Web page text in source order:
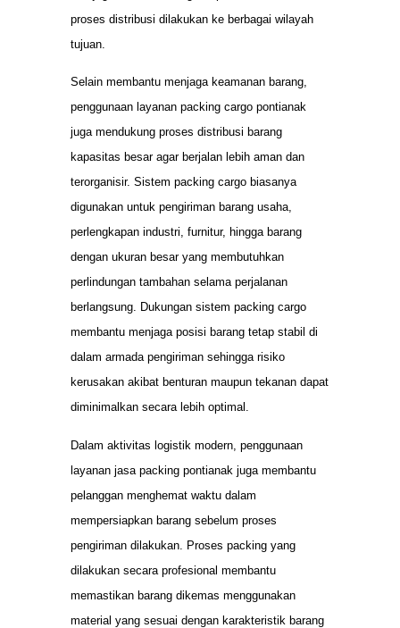
proses distribusi dilakukan ke berbagai wilayah
tujuan.
Selain membantu menjaga keamanan barang,
penggunaan layanan packing cargo pontianak
juga mendukung proses distribusi barang
kapasitas besar agar berjalan lebih aman dan
terorganisir. Sistem packing cargo biasanya
digunakan untuk pengiriman barang usaha,
perlengkapan industri, furnitur, hingga barang
dengan ukuran besar yang membutuhkan
perlindungan tambahan selama perjalanan
berlangsung. Dukungan sistem packing cargo
membantu menjaga posisi barang tetap stabil di
dalam armada pengiriman sehingga risiko
kerusakan akibat benturan maupun tekanan dapat
diminimalkan secara lebih optimal.
Dalam aktivitas logistik modern, penggunaan
layanan jasa packing pontianak juga membantu
pelanggan menghemat waktu dalam
mempersiapkan barang sebelum proses
pengiriman dilakukan. Proses packing yang
dilakukan secara profesional membantu
memastikan barang dikemas menggunakan
material yang sesuai dengan karakteristik barang